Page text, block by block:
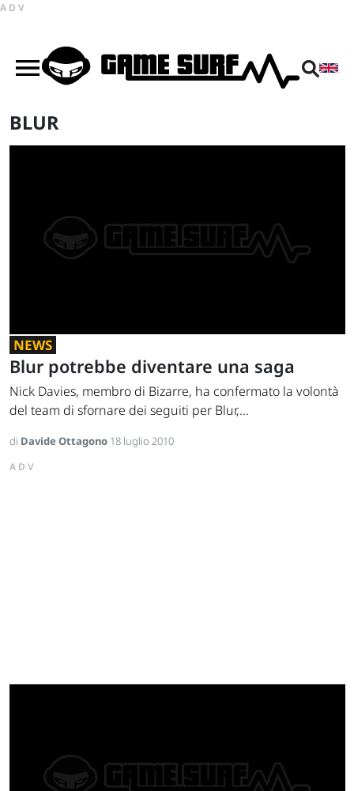
ADV
BLUR
NEWS
Blur potrebbe diventare una saga
Nick Davies, membro di Bizarre, ha confermato la volontà
del team di sfornare dei seguiti per Blur,...
di Davide Ottagono 18 luglio 2010
ADV